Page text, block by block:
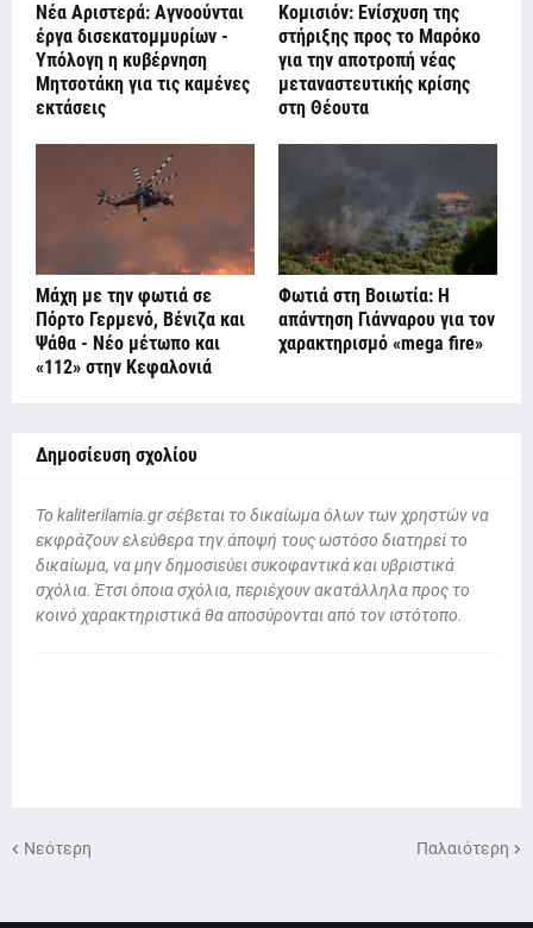
Νέα Αριστερά: Αγνοούνται
έργα δισεκατομμυρίων -
Υπόλογη η κυβέρνηση
Μητσοτάκη για τις καμένες
εκτάσεις
Κομισιόν: Ενίσχυση της
στήριξης προς το Μαρόκο
για την αποτροπή νέας
μεταναστευτικής κρίσης
στη Θέουτα
Μάχη με την φωτιά σε
Πόρτο Γερμενό, Βένιζα και
Ψάθα - Νέο μέτωπο και
«112» στην Κεφαλονιά
Φωτιά στη Βοιωτία: Η
απάντηση Γιάνναρου για τον
χαρακτηρισμό «mega fire»
Δημοσίευση σχολίου
To kaliterilamia.gr σέβεται το δικαίωμα όλων των χρηστών να
εκφράζουν ελεύθερα την άποψή τους ωστόσο διατηρεί το
δικαίωμα, να μην δημοσιεύει συκοφαντικά και υβριστικά
σχόλια. Έτσι όποια σχόλια, περιέχουν ακατάλληλα προς το
κοινό χαρακτηριστικά θα αποσύρονται από τον ιστότοπο.
Νεότερη Παλαιότερη